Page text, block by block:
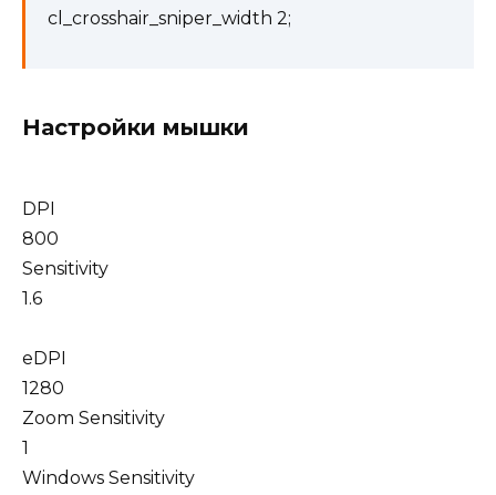
cl_crosshair_sniper_width 2;
Настройки мышки
DPI
800
Sensitivity
1.6
eDPI
1280
Zoom Sensitivity
1
Windows Sensitivity